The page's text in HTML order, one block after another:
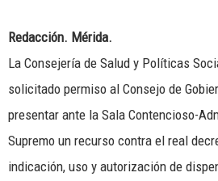
Redacción. Mérida.
La Consejería de Salud y Políticas
solicitado permiso al Consejo de
presentar ante la Sala Contencioso-
Supremo un recurso contra el real
indicación, uso y autorización de